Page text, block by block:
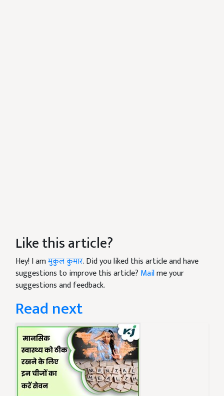
Like this article?
Hey! I amमुकुल कुमार. Did you liked this article and have
suggestions to improve this article? Mailme your
suggestions and feedback.
Read next